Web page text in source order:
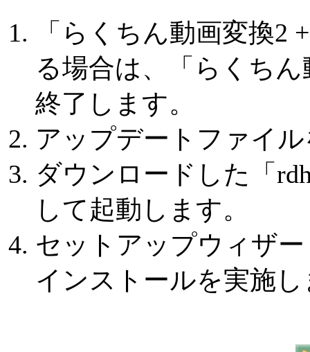
「らくちん動画変換2
る場合は、「らくち
終了します。
アップデートファイ
ダウンロードした「
して起動します。
セットアップウィザ
インストールを実施